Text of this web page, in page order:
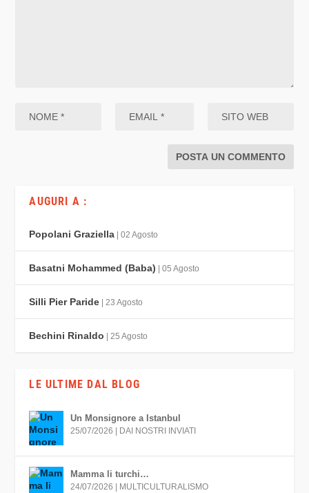
AUGURI A :
Popolani Graziella | 02 Agosto
Basatni Mohammed (Baba) | 05 Agosto
Silli Pier Paride | 23 Agosto
Bechini Rinaldo | 25 Agosto
LE ULTIME DAL BLOG
Un Monsignore a Istanbul
25/07/2026 DAI NOSTRI INVIATI
Mamma li turchi…
24/07/2026 MULTICULTURALISMO